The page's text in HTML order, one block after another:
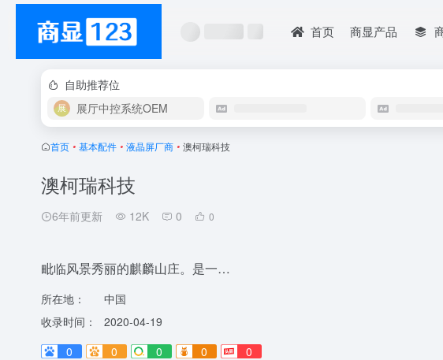
首页 商显产品
自助推荐位
展厅中控系统OEM
首页 • 基本配件 • 液晶屏厂商 • 澳柯瑞科技
澳柯瑞科技
6年前更新 12K 0 0
毗临风景秀丽的麒麟山庄。是一…
所在地：
中国
收录时间：
2020-04-19
0
0 0 0 0